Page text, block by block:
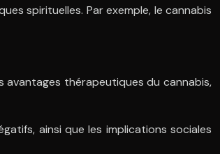
spirituelles. Par exemple, le cannabis
avantages thérapeutiques du cannabis,
ainsi que les implications sociales